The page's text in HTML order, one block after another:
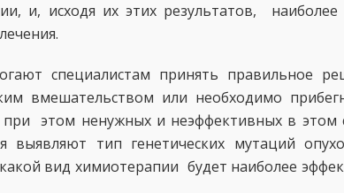
и, исходя их этих результатов, наиболее
специалистам принять правильное
вмешательством или необходимо
этом ненужных и неэффективных в этом
выявляют тип генетических мутаций
вид химиотерапии будет наиболее